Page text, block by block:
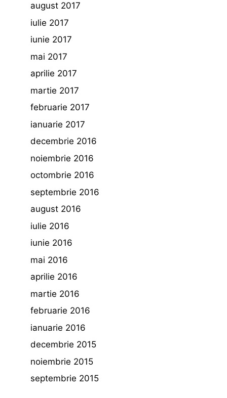
august 2017
iulie 2017
iunie 2017
mai 2017
aprilie 2017
martie 2017
februarie 2017
ianuarie 2017
decembrie 2016
noiembrie 2016
octombrie 2016
septembrie 2016
august 2016
iulie 2016
iunie 2016
mai 2016
aprilie 2016
martie 2016
februarie 2016
ianuarie 2016
decembrie 2015
noiembrie 2015
septembrie 2015